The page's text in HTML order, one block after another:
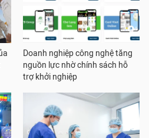
Doanh nghiệp công nghệ tăng
nguồn lực nhờ chính sách hỗ
trợ khởi nghiệp